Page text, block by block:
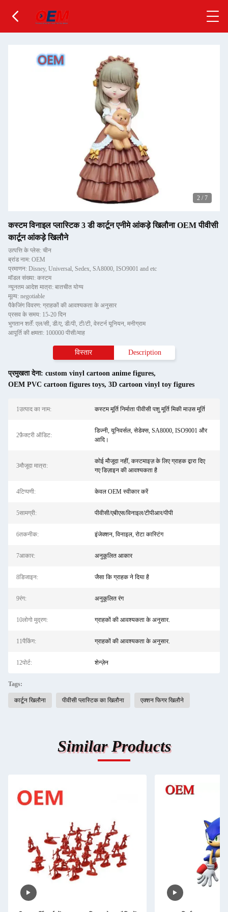
2 / 7
कस्टम विनाइल प्लास्टिक 3 डी कार्टून एनीमे आंकड़े खिलौना OEM पीवीसी
कार्टून आंकड़े खिलौने
उत्पत्ति के प्लेस: चीन
ब्रांड नाम: OEM
प्रमाणन: Disney, Universal, Sedex, SA8000, ISO9001 and etc
मॉडल संख्या: कस्टम
न्यूनतम आदेश मात्रा: बातचीत योग्य
मूल्य: negotiable
पैकेजिंग विवरण: ग्राहकों की आवश्यकता के अनुसार
प्रसव के समय: 15-20 दिन
भुगतान शर्तें: एल/सी, डी/ए, डी/पी, टी/टी, वेस्टर्न यूनियन, मनीग्राम
आपूर्ति की क्षमता: 100000 पीसी/माह
विस्तार Description
प्रमुखता देना: custom vinyl cartoon anime figures,
OEM PVC cartoon figures toys, 3D cartoon vinyl toy figures
1उत्पाद का नाम: कस्टम मूर्ति निर्माता पीवीसी पशु मूर्ति मिकी माउस मूर्ति
2फ़ैक्टरी ऑडिट:
डिज्नी, यूनिवर्सल, सेडेक्स, SA8000, ISO9001 और
आदि।
3मौजूदा मात्रा:
कोई मौजूदा नहीं, कस्टमाइज़ के लिए ग्राहक द्वारा दिए
गए डिज़ाइन की आवश्यकता है
4टिप्पणी: केवल OEM स्वीकार करें
5सामग्री: पीवीसी/एबीएस/विनाइल/टीपीआर/पीपी
6तकनीक: इंजेक्शन, विनाइल, रोटा कास्टिंग
7आकार: अनुकूलित आकार
8डिजाइन: जैसा कि ग्राहक ने दिया है
9रंग: अनुकूलित रंग
10लोगो मुद्रण: ग्राहकों की आवश्यकता के अनुसार.
11पैकिंग: ग्राहकों की आवश्यकता के अनुसार.
12पोर्ट: शेन्ज़ेन
Tags:
कार्टून खिलौना पीवीसी प्लास्टिक का खिलौना एक्शन फिगर खिलौने
Similar Products